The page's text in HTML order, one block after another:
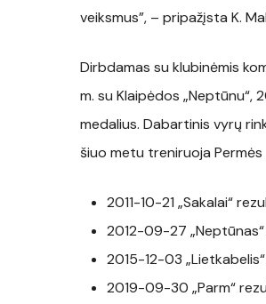
veiksmus”, – pripažįsta K.
Dirbdamas su klubinėmis
m. su Klaipėdos „Neptūnu“,
medalius. Dabartinis vyrų
šiuo metu treniruoja Permės
2011-10-21 „Sakalai“
2012-09-27
2015-12-03
2019-09-30 „Parm“